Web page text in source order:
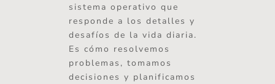
sistema operativo que
responde a los detalles y
desafíos de la vida diaria.
Es cómo resolvemos
problemas, tomamos
decisiones y planificamos